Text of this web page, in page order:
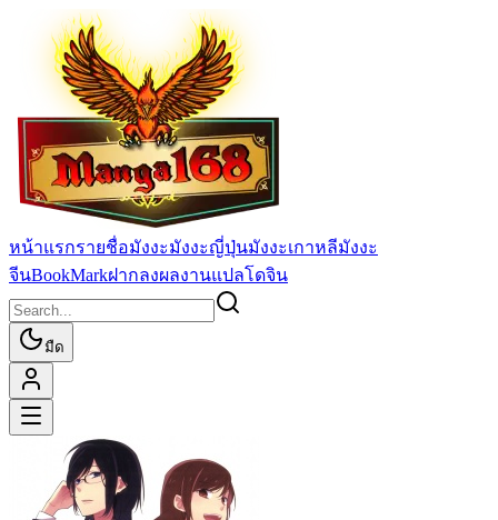
หน้าแรกรายชื่อมังงะมังงะญี่ปุ่นมังงะเกาหลีมังงะ
จีนBookMarkฝากลงผลงานแปลโดจิน
มืด